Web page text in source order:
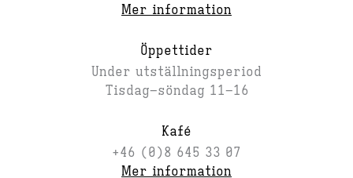
Mer information
Öppettider
Under utställningsperiod
Tisdag–söndag 11–16
Kafé
+46 (0)8 645 33 07
Mer information